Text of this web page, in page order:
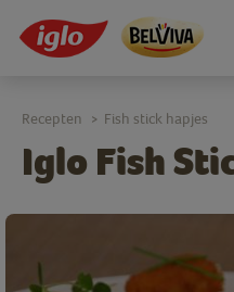
Iglo Fish
Recepten > Fish stick hapjes